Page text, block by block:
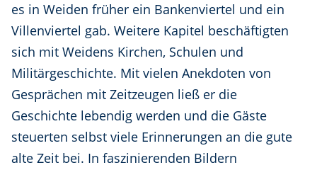
es in Weiden früher ein Bankenviertel und ein
Villenviertel gab. Weitere Kapitel beschäftigten
sich mit Weidens Kirchen, Schulen und
Militärgeschichte. Mit vielen Anekdoten von
Gesprächen mit Zeitzeugen ließ er die
Geschichte lebendig werden und die Gäste
steuerten selbst viele Erinnerungen an die gute
alte Zeit bei. In faszinierenden Bildern